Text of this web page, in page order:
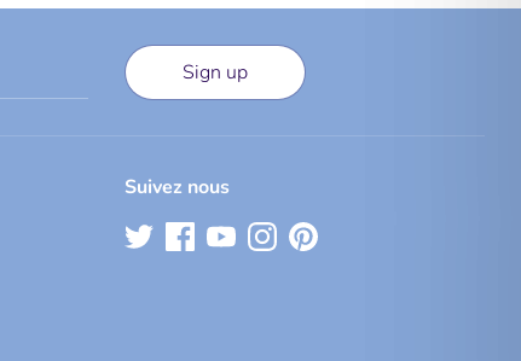
Sign up
Suivez nous